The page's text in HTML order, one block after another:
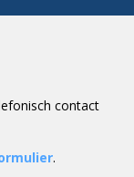
contact
.